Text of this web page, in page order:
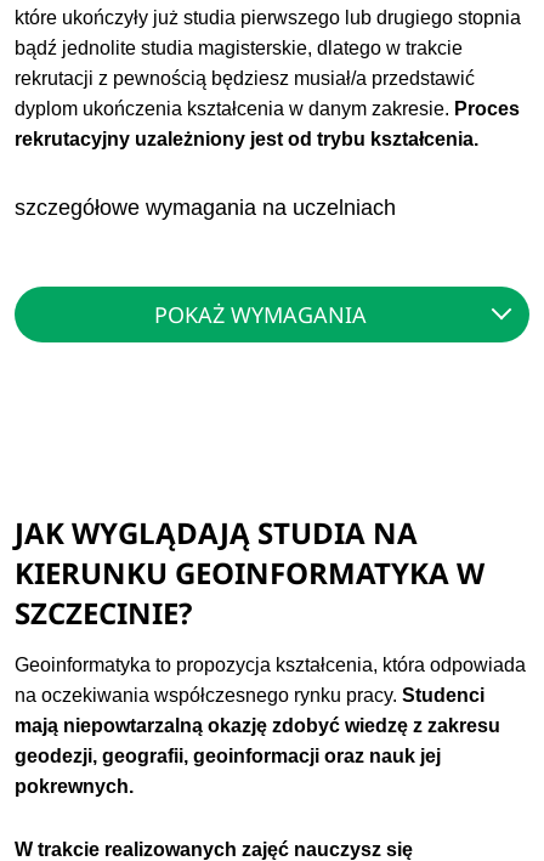
które ukończyły już studia pierwszego lub drugiego stopnia
bądź jednolite studia magisterskie, dlatego w trakcie
rekrutacji z pewnością będziesz musiał/a przedstawić
dyplom ukończenia kształcenia w danym zakresie. Proces
rekrutacyjny uzależniony jest od trybu kształcenia.
szczegółowe wymagania na uczelniach
POKAŻ WYMAGANIA
JAK WYGLĄDAJĄ STUDIA NA
KIERUNKU GEOINFORMATYKA W
SZCZECINIE?
Geoinformatyka to propozycja kształcenia, która odpowiada
na oczekiwania współczesnego rynku pracy.Studenci
mają niepowtarzalną okazję zdobyć wiedzę z zakresu
geodezji, geografii, geoinformacji oraz nauk jej
pokrewnych.
W trakcie realizowanych zajęć nauczysz się